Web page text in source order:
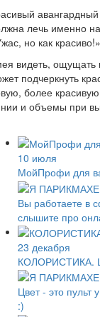
лечь именно
но как красиво!»
видеть, ощущать
подчеркнуть
более
и объемы при
10 июля
МойПрофи для
Вы работаете в
слышите про
23 декабря
КОЛОРИСТИКА.
Цвет - это пульт
:)